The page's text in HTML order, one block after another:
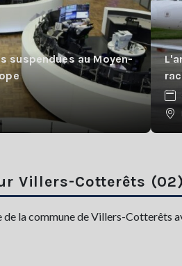
suspendues au Moyen-
Villers-Cotterêts (02)
la commune de Villers-Cotterêts